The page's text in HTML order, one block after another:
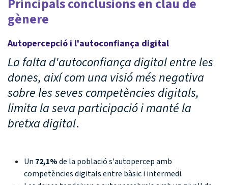
Principals conclusions en clau de
gènere
Autopercepció i l'autoconfiança digital
La falta d'autoconfiança digital entre les
dones, així com una visió més negativa
sobre les seves competències digitals,
limita la seva participació i manté la
bretxa digital.
Un 72,1%de la població s'autopercep amb
competències digitals entre bàsic i intermedi.